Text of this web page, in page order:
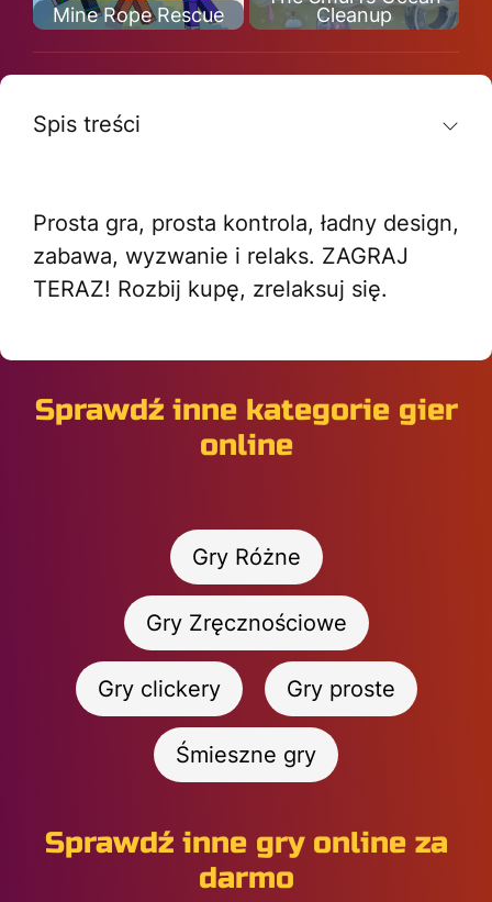
Mine Rope Rescue
Cleanup
Spis treści
Prosta gra, prosta kontrola, ładny design,
zabawa, wyzwanie i relaks. ZAGRAJ
TERAZ! Rozbij kupę, zrelaksuj się.
Sprawdź inne kategorie gier
online
Gry Różne
Gry Zręcznościowe
Gry clickery Gry proste
Śmieszne gry
Sprawdź inne gry online za
darmo